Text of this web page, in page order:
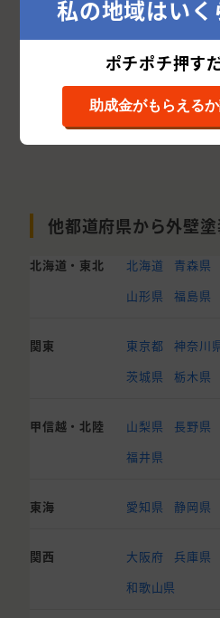
他都道府県から外壁
北海道・東北 北海道 青森県
山形県
福島県
関東 東京都 神奈川
茨城県
栃木県
甲信越・北陸 山梨県 長野県
福井県
東海 愛知県 静岡県
関西 大阪府 兵庫県
和歌山県
私の地域はいく
ポチポチ押す
助成金がもらえる